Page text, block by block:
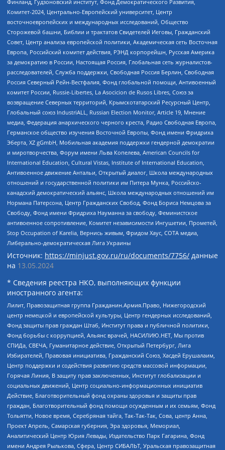
Финланд, Гудзоновский институт, Фонд Демократического Развития,
Комитет-2024, Центрально-Европейский университет, Центр
восточноевропейских и международных исследований, Общество
Сторожевой башни, Библии и трактатов Свидетелей Иеговы, Гражданский
Совет, Центр анализа европейской политики, Академическая сеть Восточная
Европа, Российский комитет действия, РЭНД корпорейшн, Русская Америка
за демократию в России, Настоящая Россия, Глобальная сеть журналистов-
расследователей, Служба поддержки, Свободная Россия Берлин, Свободная
Россия Северный Рейн-Вестфалия, Фонд глобальной помощи, Антивоенный
комитет России, Russie-Libertes, La Asocicion de Rusos Libres, Союз за
возвращение Северных территорий, Крымскотатарский Ресурсный Центр,
Глобальный союз IndustriALL, Russian Election Monitor, Article 19, Мнение
медиа, Федерация анархического черного креста, Радио Свободная Европа,
Германское общество изучения Восточной Европы, Фонд имени Фридриха
Эберта, XZ gGmbH, Мобильная академия поддержки гендерной демократии
и миротворчества, Форум имени Льва Копелева, American Councils for
International Education, Cultural Vistas, Institute of International Education,
Антивоенное движение Антальи, Открытый диалог, Школа международных
отношений и государственной политики им Питера Мунка, Российско-
канадский демократический альянс, Школа международных отношений им
Нормана Патерсона, Центр Гражданских Свобод, Фонд Бориса Немцова за
Свободу, Фонд имени Фридриха Науманна за свободу, Феминистское
антивоенное сопротивление, Комитет независимости Ингушетии, Прометей,
Stop Occupation of Karelia, Вернись живым, Фридом Хаус, СОТА медиа,
Либерально-демократическая Лига Украины
Источник: https://minjust.gov.ru/ru/documents/7756/ данные
на 13.05.2024
* Сведения реестра НКО, выполняющих функции
иностранного агента:
Лилит, Правозащитная группа Гражданин.Армия.Право, Нижегородский
центр немецкой и европейской культуры, Центр гендерных исследований,
Фонд защиты прав граждан Штаб, Институт права и публичной политики,
Фонд борьбы с коррупцией, Альянс врачей, НАСИЛИЮ.НЕТ, Мы против
СПИДа, СВЕЧА, Гуманитарное действие, Открытый Петербург, Лига
Избирателей, Правовая инициатива, Гражданский Союз, Хасдей Ерушалаим,
Центр поддержки и содействия развитию средств массовой информации,
Горячая Линия, В защиту прав заключенных, Институт глобализации и
социальных движений, Центр социально-информационных инициатив
Действие, Благотворительный фонд охраны здоровья и защиты прав
граждан, Благотворительный фонд помощи осужденным и их семьям, Фонд
Тольятти, Новое время, Серебряная тайга, Так-Так-Так, Сова, центр Анна,
Проект Апрель, Самарская губерния, Эра здоровья, Мемориал,
Аналитический Центр Юрия Левады, Издательство Парк Гагарина, Фонд
имени Андрея Рылькова, Сфера, Центр СИБАЛЬТ, Уральская правозащитная